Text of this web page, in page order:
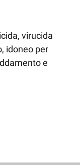
virucida
idoneo per
e